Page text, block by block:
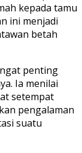
kepada tamu
ini menjadi
betah
penting
Ia menilai
setempat
pengalaman
suatu